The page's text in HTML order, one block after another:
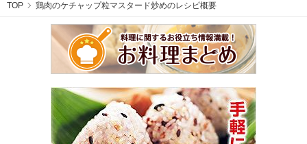
TOP 鶏肉のケチャップ粒マスタード炒めのレシピ概要